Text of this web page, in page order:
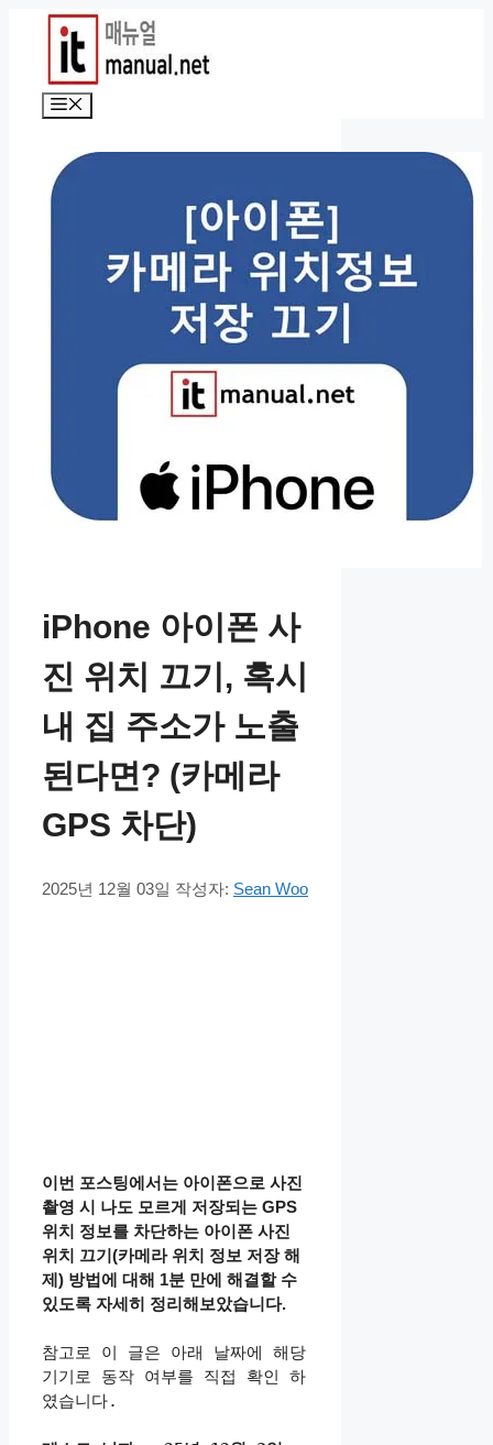
뉴
iPhone 아이폰 사
진 위치 끄기, 혹시
내 집 주소가 노출
된다면? (카메라
GPS 차단)
2025년 12월 03일 작성자: Sean Woo
이번 포스팅에서는 아이폰으로 사진
촬영 시 나도 모르게 저장되는 GPS
위치 정보를 차단하는 아이폰 사진
위치 끄기(카메라 위치 정보 저장 해
제) 방법에 대해 1분 만에 해결할 수
있도록 자세히 정리해보았습니다.
참고로 이 글은 아래 날짜에 해당
기기로 동작 여부를 직접 확인 하
였습니다.